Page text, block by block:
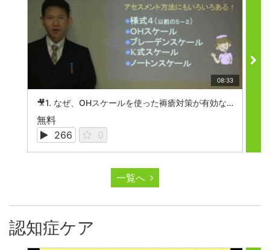
08:33
🎥1. なぜ、OHスケールを使った褥瘡対策が有効なのか？
無料
266
0
一覧へ
認知症ケア